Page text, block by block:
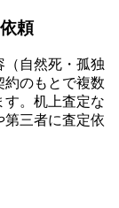
頼
（自然死・孤独
約のもとで複数
す。机上査定な
第三者に査定依